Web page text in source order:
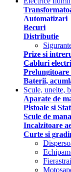
Automatizari
Becuri
Distributie
Prize si
Cabluri
Prelungitoare
Baterii,
Scule, unelte,
Aparate de
Pistoale si
Scule de mana
Incalzitoare
Curte si